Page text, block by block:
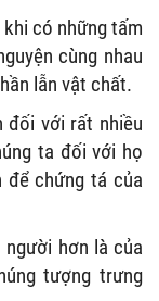
có những tấm
cùng nhau
lẫn vật chất.
đối với rất nhiều
ta đối với họ
để chứng tá của
hơn là của
tượng trưng